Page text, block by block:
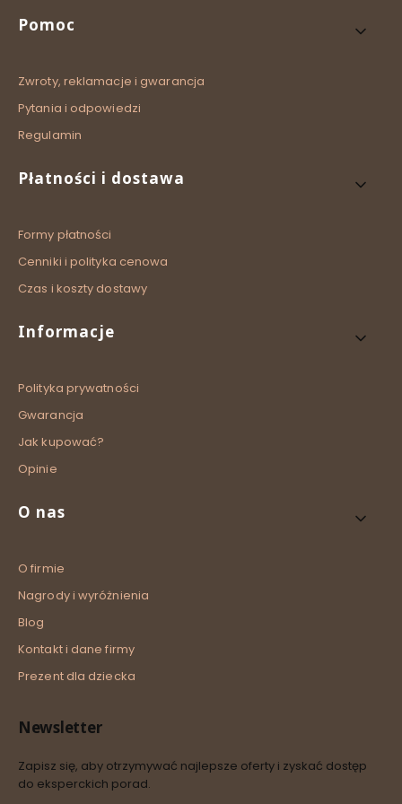
Linki w stopce
Pomoc
Zwroty, reklamacje i gwarancja
Pytania i odpowiedzi
Regulamin
Płatności i dostawa
Formy płatności
Cenniki i polityka cenowa
Czas i koszty dostawy
Informacje
Polityka prywatności
Gwarancja
Jak kupować?
Opinie
O nas
O firmie
Nagrody i wyróżnienia
Blog
Kontakt i dane firmy
Prezent dla dziecka
Newsletter
Zapisz się, aby otrzymywać najlepsze oferty i zyskać dostęp
do eksperckich porad.